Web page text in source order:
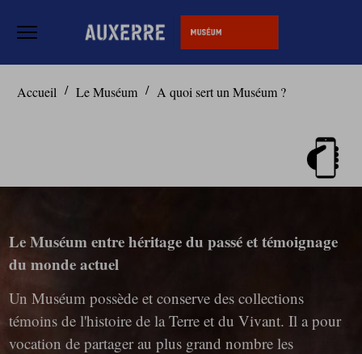
Accèder directement au contenu
Accèder directement au contenu
Ouvrir le menu
Accueil Le Muséum A quoi sert un Muséum ?
Le Muséum entre héritage du passé et témoignage
du monde actuel
Un Muséum possède et conserve des collections
témoins de l'histoire de la Terre et du Vivant. Il a pour
vocation de partager au plus grand nombre les